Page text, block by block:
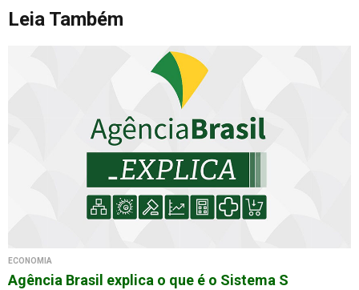
Leia Também
ECONOMIA
Agência Brasil explica o que é o Sistema S